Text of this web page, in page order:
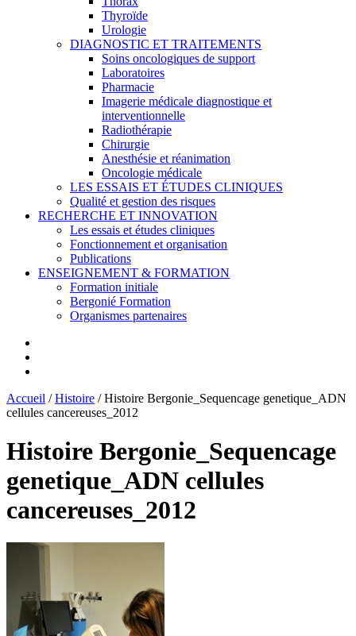
Thyroïde
Urologie
DIAGNOSTIC ET TRAITEMENTS
Soins oncologiques de support
Laboratoires
Pharmacie
Imagerie médicale diagnostique et
interventionnelle
Radiothérapie
Chirurgie
Anesthésie et réanimation
Oncologie médicale
LES ESSAIS ET ÉTUDES CLINIQUES
Qualité et gestion des risques
RECHERCHE ET INNOVATION
Les essais et études cliniques
Fonctionnement et organisation
Publications
ENSEIGNEMENT & FORMATION
Formation initiale
Bergonié Formation
Organismes partenaires
Accueil /Histoire /Histoire Bergonie_Sequencage genetique_ADN
cellules cancereuses_2012
Histoire Bergonie_Sequencage
genetique_ADN cellules
cancereuses_2012